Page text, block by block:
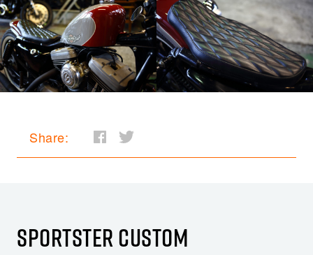
Share:
SPORTSTER CUSTOM